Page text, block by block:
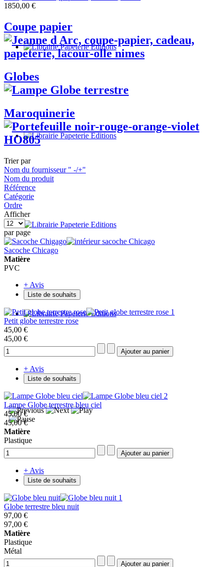
1850,00 €
Coupe papier
Globes
Maroquinerie
Trier par
Nom du fournisseur " -/+"
Nom du produit
Référence
Catégorie
Ordre
Afficher
par page
Sacoche Chicago
Matière
PVC
+ Avis
Liste de souhaits
Petit globe terrestre rose
45,00 €
45,00 €
+ Avis
Liste de souhaits
Lampe Globe terrestre bleu ciel
45,00 €
45,00 €
Matière
Plastique
+ Avis
Liste de souhaits
Globe terrestre bleu nuit
97,00 €
97,00 €
Matière
Plastique
Métal